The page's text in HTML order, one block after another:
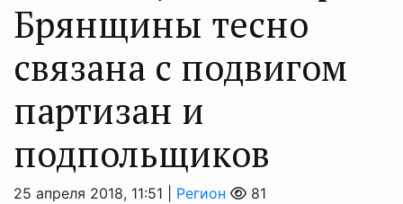
Брянщины тесно
связана с подвигом
партизан и
подпольщиков
25 апреля 2018, 11:51 | Регион 81